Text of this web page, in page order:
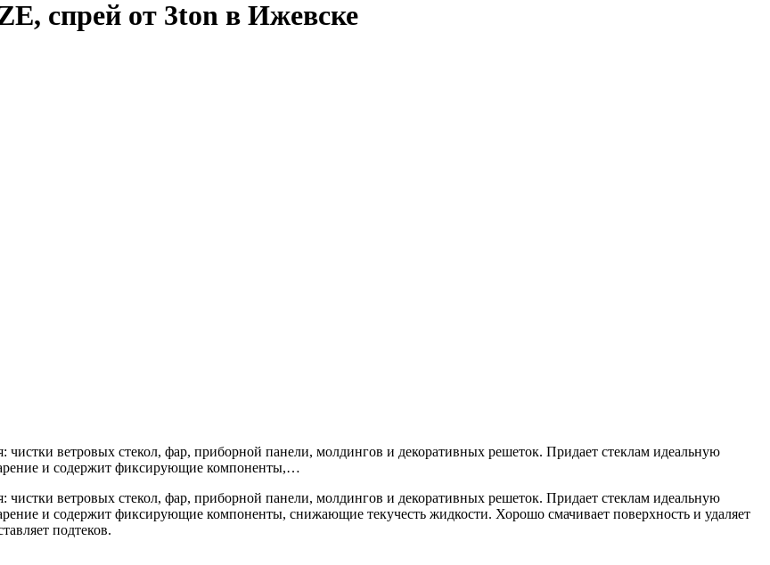
спрей от 3ton в Ижевске
чистки ветровых стекол, фар, приборной панели, молдингов и декоративных решеток. Придает стеклам идеальную
и содержит фиксирующие компоненты,…
чистки ветровых стекол, фар, приборной панели, молдингов и декоративных решеток. Придает стеклам идеальную
и содержит фиксирующие компоненты, снижающие текучесть жидкости. Хорошо смачивает поверхность и удаляет
подтеков.